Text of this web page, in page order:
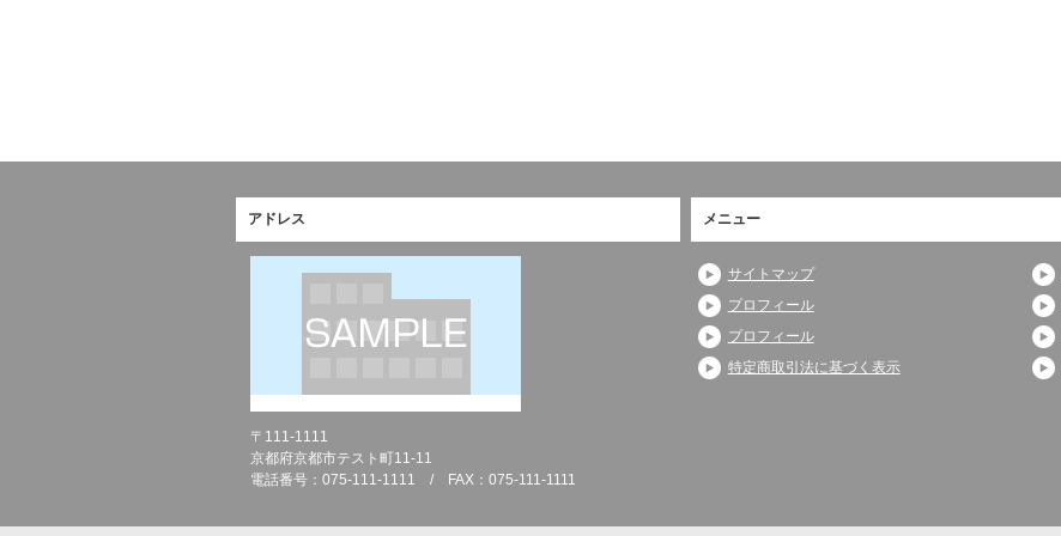
アドレス
〒111-1111
京都府京都市テスト町11-11
電話番号：075-111-1111 / FAX：075-111-1111
メニュー
サイトマップ
プロフィール
プロフィール
特定商取引法に基づく表示